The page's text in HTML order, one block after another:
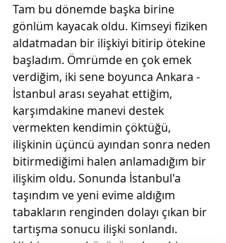
Tam bu dönemde başka birine
gönlüm kayacak oldu. Kimseyi fiziken
aldatmadan bir ilişkiyi bitirip ötekine
başladım. Ömrümde en çok emek
verdiğim, iki sene boyunca Ankara -
İstanbul arası seyahat ettiğim,
karşımdakine manevi destek
vermekten kendimin çöktüğü,
ilişkinin üçüncü ayından sonra neden
bitirmediğimi halen anlamadığım bir
ilişkim oldu. Sonunda İstanbul'a
taşındım ve yeni evime aldığım
tabakların renginden dolayı çıkan bir
tartışma sonucu ilişki sonlandı.